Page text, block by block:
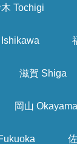
Tochigi
滋賀 Shiga
岡山 Okayama